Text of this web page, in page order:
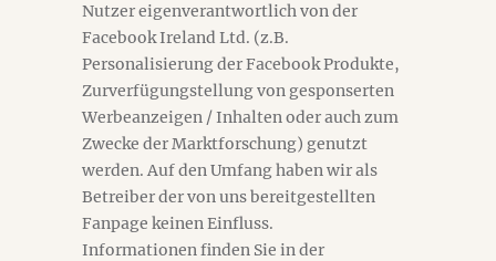
Nutzer eigenverantwortlich von der
Facebook Ireland Ltd. (z.B.
Personalisierung der Facebook Produkte,
Zurverfügungstellung von gesponserten
Werbeanzeigen / Inhalten oder auch zum
Zwecke der Marktforschung) genutzt
werden. Auf den Umfang haben wir als
Betreiber der von uns bereitgestellten
Fanpage keinen Einfluss.
Informationen finden Sie in der